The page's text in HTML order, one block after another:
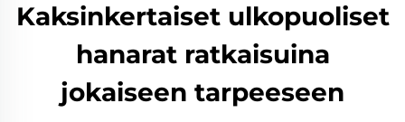
Kaksinkertaiset ulkopuoliset
hanarat ratkaisuina
jokaiseen tarpeeseen